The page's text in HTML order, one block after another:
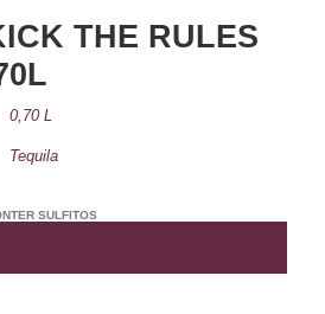
THE RULES
0,70 L
Tequila
SULFITOS